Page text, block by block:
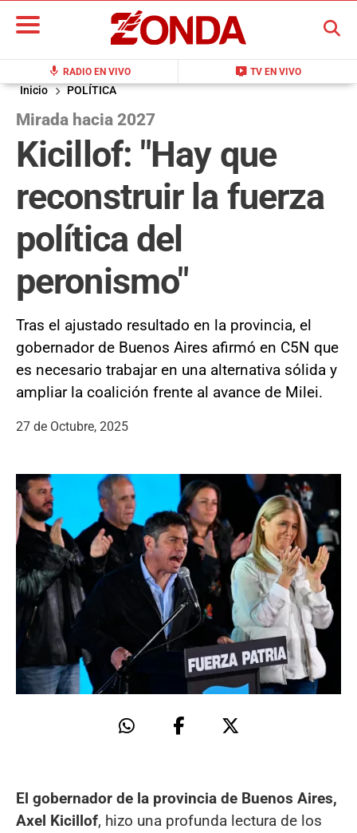
mic RADIO EN VIVO live_tv TV EN VIVO
BUSCAR
Inicio POLÍTICA
Mirada hacia 2027
Kicillof: "Hay que
reconstruir la fuerza
política del
peronismo"
Tras el ajustado resultado en la provincia, el
gobernador de Buenos Aires afirmó en C5N que
es necesario trabajar en una alternativa sólida y
ampliar la coalición frente al avance de Milei.
27 de Octubre, 2025
El gobernador de la provincia de Buenos Aires,
Axel Kicillof, hizo una profunda lectura de los